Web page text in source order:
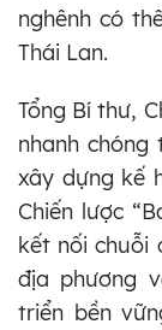
nghênh có
Thái Lan.
Tổng Bí thư,
nhanh
xây dựng kế
Chiến lược
kết nối chuỗi
địa phương
triển bền